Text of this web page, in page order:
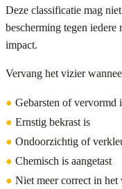
Deze classificatie mag
bescherming tegen iedere
impact.
Vervang het vizier
● Gebarsten of vervormd
● Ernstig bekrast is
● Ondoorzichtig of
● Chemisch is aangetast
● Niet meer correct in